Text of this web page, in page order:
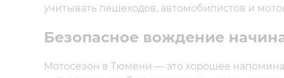
учитывать пешеходов, автомобилистов и
Безопасное вождение
Мотосезон в Тюмени — это хорошее